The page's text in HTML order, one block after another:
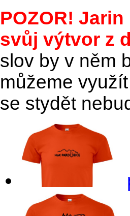
POZOR!
svůj výtvor z
slov by v něm
můžeme
se stydět